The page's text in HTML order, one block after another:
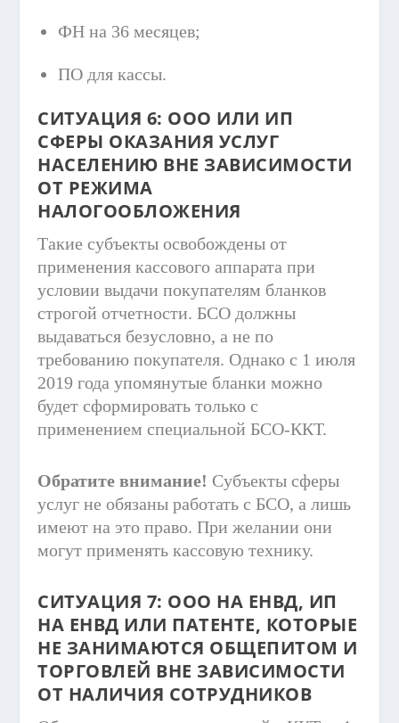
ФН на 36 месяцев;
ПО для кассы.
СИТУАЦИЯ 6: ООО ИЛИ ИП
СФЕРЫ ОКАЗАНИЯ УСЛУГ
НАСЕЛЕНИЮ ВНЕ ЗАВИСИМОСТИ
ОТ РЕЖИМА
НАЛОГООБЛОЖЕНИЯ
Такие субъекты освобождены от
применения кассового аппарата при
условии выдачи покупателям бланков
строгой отчетности. БСО должны
выдаваться безусловно, а не по
требованию покупателя. Однако с 1 июля
2019 года упомянутые бланки можно
будет сформировать только с
применением специальной БСО-ККТ.
Обратите внимание! Субъекты сферы
услуг не обязаны работать с БСО, а лишь
имеют на это право. При желании они
могут применять кассовую технику.
СИТУАЦИЯ 7: ООО НА ЕНВД, ИП
НА ЕНВД ИЛИ ПАТЕНТЕ, КОТОРЫЕ
НЕ ЗАНИМАЮТСЯ ОБЩЕПИТОМ И
ТОРГОВЛЕЙ ВНЕ ЗАВИСИМОСТИ
ОТ НАЛИЧИЯ СОТРУДНИКОВ